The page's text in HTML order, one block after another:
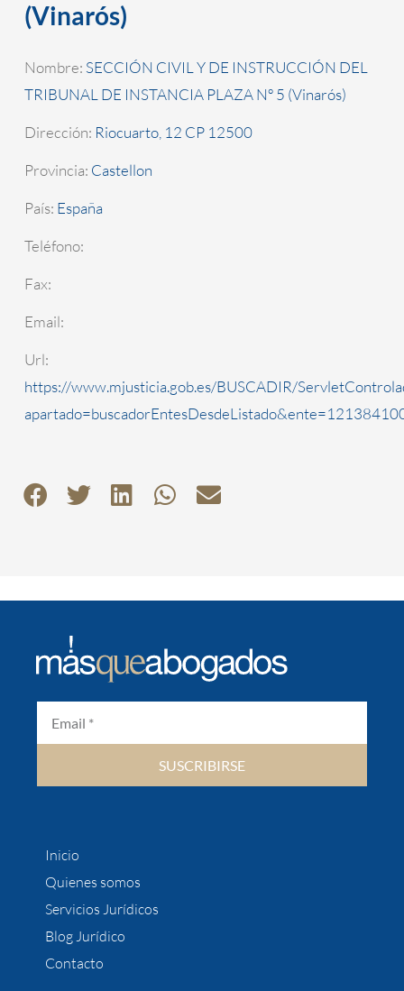
(Vinarós)
Nombre: SECCIÓN CIVIL Y DE INSTRUCCIÓN DEL
TRIBUNAL DE INSTANCIA PLAZA Nº 5 (Vinarós)
Dirección: Riocuarto, 12 CP 12500
Provincia: Castellon
País: España
Teléfono:
Fax:
Email:
Url:
https://www.mjusticia.gob.es/BUSCADIR/
SUSCRIBIRSE
Inicio
Quienes somos
Servicios Jurídicos
Blog Jurídico
Contacto